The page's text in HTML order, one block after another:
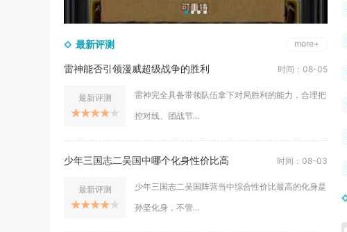
最新评测 more+
雷神能否引领漫威超级战争的胜利 时间：08-05
最新评测
雷神完全具备带领队伍拿下对局胜利的能力，合理把
控对线、团战节...
少年三国志二吴国中哪个化身性价比高 时间：08-03
最新评测
少年三国志二吴国阵营当中综合性价比最高的化身是
孙坚化身，不管...